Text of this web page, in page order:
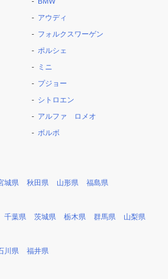
アウディ
フォルクスワーゲン
ポルシェ
ミニ
プジョー
シトロエン
アルファ ロメオ
ボルボ
城県 秋田県 山形県 福島県
千葉県 茨城県 栃木県 群馬県 山梨県
川県 福井県